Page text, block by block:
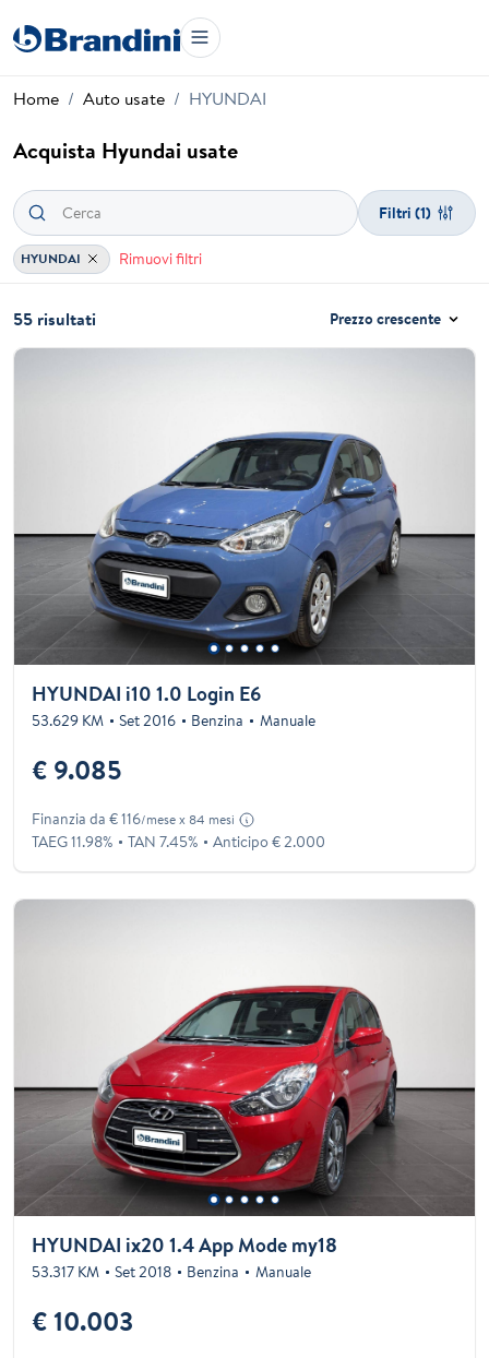
Home Auto usate HYUNDAI
Acquista Hyundai usate
Filtri (1)
HYUNDAI Rimuovi filtri
55 risultati Prezzo crescente
HYUNDAI i10 1.0 Login E6
53.629 KM Set 2016 Benzina Manuale
€ 9.085
Finanzia da € 116/mese x 84 mesi
TAEG 11.98% TAN 7.45% Anticipo € 2.000
HYUNDAI ix20 1.4 App Mode my18
53.317 KM Set 2018 Benzina Manuale
€ 10.003